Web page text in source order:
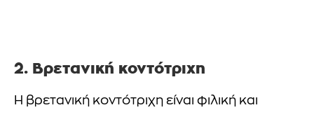
2. Βρετανική κοντότριχη
Η βρετανική κοντότριχη είναι φιλική και